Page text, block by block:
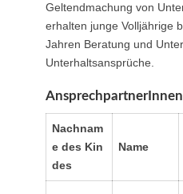
Geltendmachung von
erhalten junge Volljährige
Jahren Beratung und
Unterhaltsansprüche.
AnsprechpartnerInnen
Nachnam
e des Kin
des
Name